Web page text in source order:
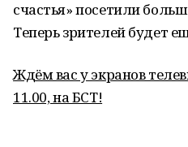
счастья» посетили
Теперь зрителей будет
Ждём вас у экранов
11.00, на БСТ!